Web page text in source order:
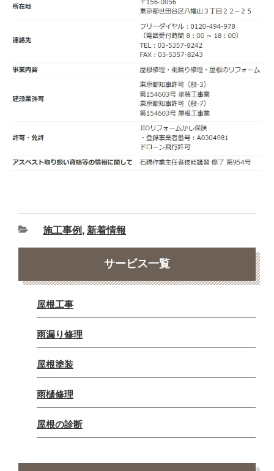
施工事例 , 新着情報
サービス一覧
屋根工事
雨漏り修理
屋根塗装
雨樋修理
屋根の診断